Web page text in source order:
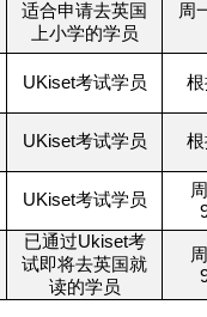
适合申请去英国
上小学的学员
周
UKiset考试学员
UKiset考试学员
UKiset考试学员
已通过Ukiset考
试即将去英国就
读的学员